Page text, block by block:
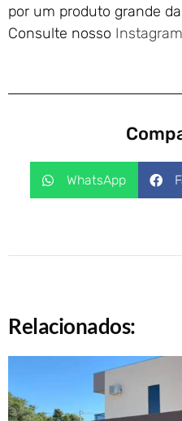
por um produto grande
Consulte nosso Instagram
WhatsApp
Relacionados: